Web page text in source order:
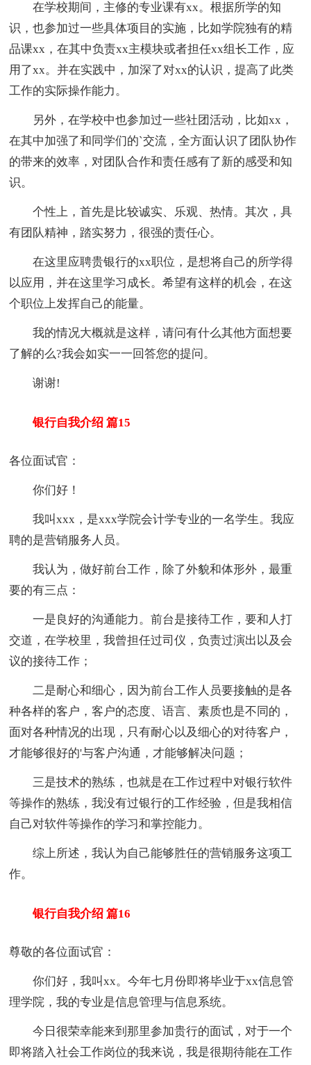
在学校期间，主修的专业课有xx。根据所学的知
识，也参加过一些具体项目的实施，比如学院独有的精
品课xx，在其中负责xx主模块或者担任xx组长工作，应
用了xx。并在实践中，加深了对xx的认识，提高了此类
工作的实际操作能力。
另外，在学校中也参加过一些社团活动，比如xx，
在其中加强了和同学们的`交流，全方面认识了团队协作
的带来的效率，对团队合作和责任感有了新的感受和知
识。
个性上，首先是比较诚实、乐观、热情。其次，具
有团队精神，踏实努力，很强的责任心。
在这里应聘贵银行的xx职位，是想将自己的所学得
以应用，并在这里学习成长。希望有这样的机会，在这
个职位上发挥自己的能量。
我的情况大概就是这样，请问有什么其他方面想要
了解的么?我会如实一一回答您的提问。
谢谢!
银行自我介绍 篇15
各位面试官：
你们好！
我叫xxx，是xxx学院会计学专业的一名学生。我应
聘的是营销服务人员。
我认为，做好前台工作，除了外貌和体形外，最重
要的有三点：
一是良好的沟通能力。前台是接待工作，要和人打
交道，在学校里，我曾担任过司仪，负责过演出以及会
议的接待工作；
二是耐心和细心，因为前台工作人员要接触的是各
种各样的客户，客户的态度、语言、素质也是不同的，
面对各种情况的出现，只有耐心以及细心的对待客户，
才能够很好的'与客户沟通，才能够解决问题；
三是技术的熟练，也就是在工作过程中对银行软件
等操作的熟练，我没有过银行的工作经验，但是我相信
自己对软件等操作的学习和掌控能力。
综上所述，我认为自己能够胜任的营销服务这项工
作。
银行自我介绍 篇16
尊敬的各位面试官：
你们好，我叫xx。今年七月份即将毕业于xx信息管
理学院，我的专业是信息管理与信息系统。
今日很荣幸能来到那里参加贵行的面试，对于一个
即将踏入社会工作岗位的我来说，我是很期待能在工作